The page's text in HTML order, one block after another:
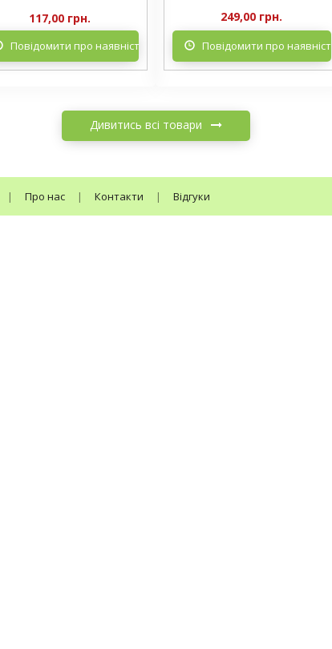
117,00 грн.
Повідомити про наявність
249,00 грн.
Повідомити про наявність
Дивитись всі товари
| Про нас | Контакти | Відгуки